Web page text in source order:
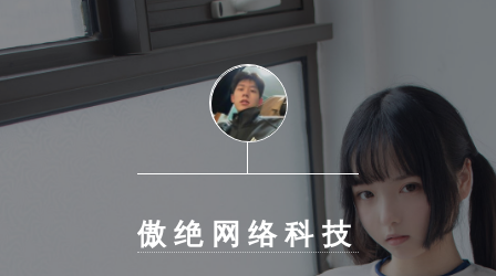
傲绝网络科技